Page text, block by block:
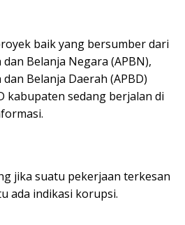
baik yang bersumber dari
Belanja Negara (APBN),
Belanja Daerah (APBD)
kabupaten sedang berjalan di
jika suatu pekerjaan terkesan
ada indikasi korupsi.